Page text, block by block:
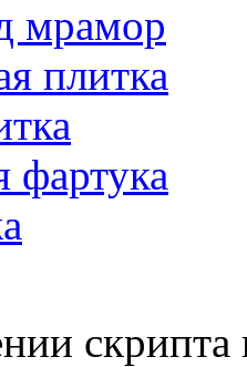
мрамор
плитка
фартука